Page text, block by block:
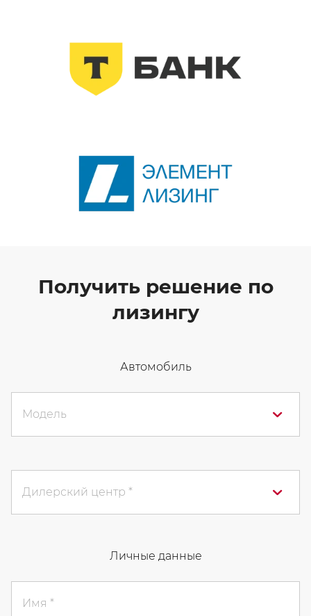
Получить решение по
лизингу
Автомобиль
Модель
Дилерский центр
Личные данные
Имя